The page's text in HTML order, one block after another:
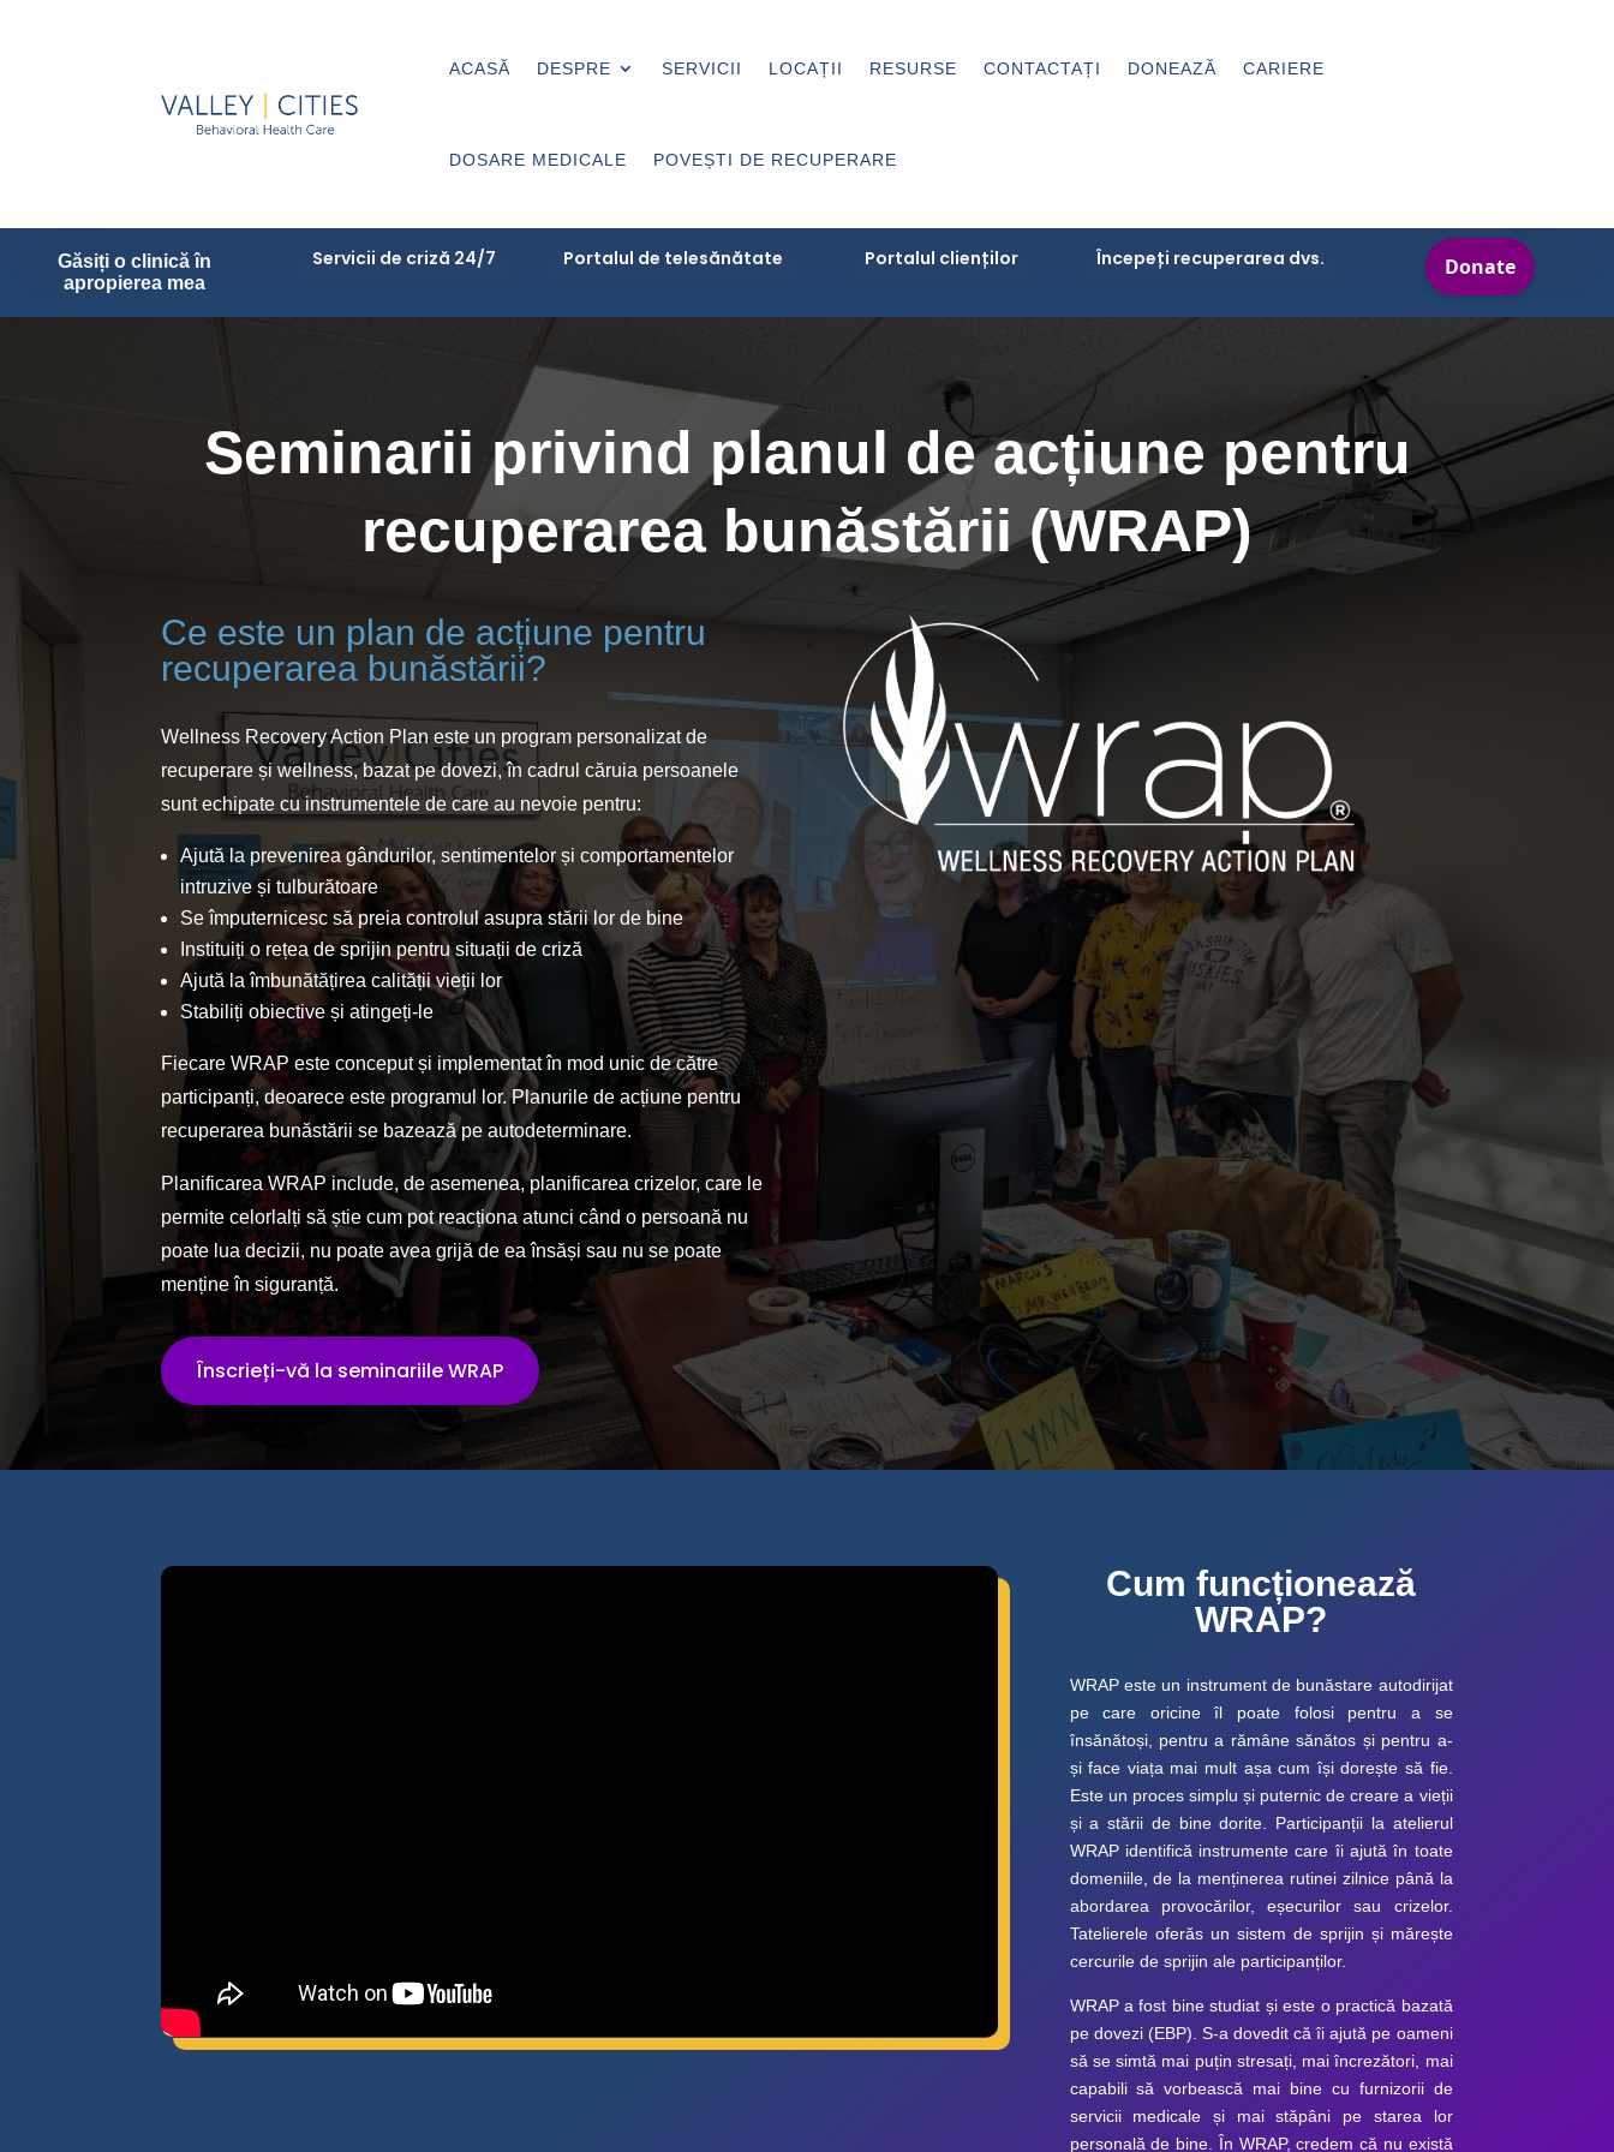
ACASĂ DESPRE SERVICII LOCAȚII RESURSE CONTACTAȚI DONEAZĂ CARIERE
DOSARE MEDICALE POVEȘTI DE RECUPERARE
Găsiți o clinică în
apropierea mea
Servicii de criză 24/7 Portalul de telesănătate Portalul clienților Începeți recuperarea dvs.
Seminarii privind planul de acțiune pentru
recuperarea bunăstării (WRAP)
Ce este un plan de acțiune pentru
recuperarea bunăstării?
Wellness Recovery Action Plan este un program personalizat de
recuperare și wellness, bazat pe dovezi, în cadrul căruia persoanele
sunt echipate cu instrumentele de care au nevoie pentru:
Ajută la prevenirea gândurilor, sentimentelor și comportamentelor
intruzive și tulburătoare
Se împuternicesc să preia controlul asupra stării lor de bine
Instituiți o rețea de sprijin pentru situații de criză
Ajută la îmbunătățirea calității vieții lor
Stabiliți obiective și atingeți-le
Fiecare WRAP este conceput și implementat în mod unic de către
participanți, deoarece este programul lor. Planurile de acțiune pentru
recuperarea bunăstării se bazează pe autodeterminare.
Planificarea WRAP include, de asemenea, planificarea crizelor, care le
permite celorlalți să știe cum pot reacționa atunci când o persoană nu
poate lua decizii, nu poate avea grijă de ea însăși sau nu se poate
menține în siguranță.
Înscrieți-vă la seminariile WRAP
Cum funcționează
WRAP?
WRAP este un instrument de bunăstare autodirijat
pe care oricine îl poate folosi pentru a se
însănătoși, pentru a rămâne sănătos și pentru a-
și face viața mai mult așa cum își dorește să fie.
Este un proces simplu și puternic de creare a vieții
și a stării de bine dorite. Participanții la atelierul
WRAP identifică instrumente care îi ajută în toate
domeniile, de la menținerea rutinei zilnice până la
abordarea provocărilor, eșecurilor sau crizelor.
Tatelierele oferăsun sistem de sprijin și mărește
cercurile de sprijin ale participanților.
WRAP a fost bine studiat și este o practică bazată
pe dovezi (EBP). S-a dovedit că îi ajută pe oameni
să se simtă mai puțin stresați, mai încrezători, mai
capabili să vorbească mai bine cu furnizorii de
servicii medicale și mai stăpâni pe starea lor
personală de bine. În WRAP, credem că nu există